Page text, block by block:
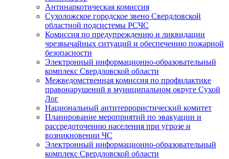
Антинаркотическая комиссия
Сухоложское городское звено Свердловской
областной подсистемы РСЧС
Комиссия по предупреждению и ликвидации
чрезвычайных ситуаций и обеспечению пожарной
безопасности
Электронный информационно-образовательный
комплекс Cвердловской области
Межведомственная комиссия по профилактике
правонарушений в муниципальном округе Сухой
Лог
Национальный антитеррористический комитет
Планирование мероприятий по эвакуации и
рассредоточению населения при угрозе и
возникновении ЧС
Электронный информационно-образовательный
комплекс Свердловской области